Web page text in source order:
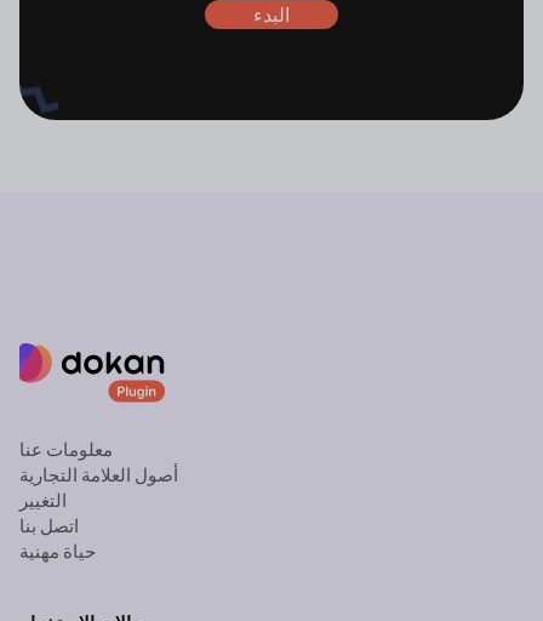
البدء
معلومات عنا
أصول العلامة التجارية
التغيير
اتصل بنا
حياة مهنية